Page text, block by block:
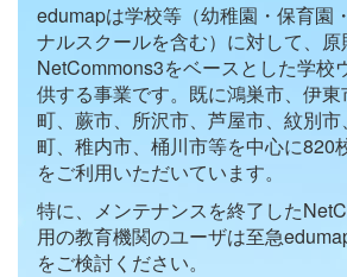
edumapは学校等（幼稚園・保育園
ナルスクールを含む）に対して、
NetCommons3をベースとした学校
供する事業です。既に鴻巣市、伊
町、蕨市、所沢市、芦屋市、紋別
町、稚内市、桶川市等を中心に820
をご利用いただいています。
特に、メンテナンスを終了した
用の教育機関のユーザは至急
をご検討ください。